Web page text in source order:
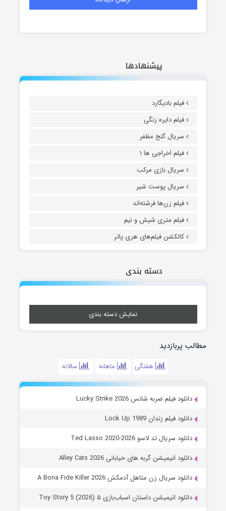
پیشنهادها
فیلم بادیگارد
فیلم دایره زنگی
سریال گنج مظفر
فیلم اخراجی ها ۱
سریال بازی مرکب
سریال پوست شیر
فیلم زن‌ها فرشته‌اند
فیلم متری شیش و نیم
کالکشن فیلم‌های هری پاتر
دسته بندی
نمایش دسته بندی
مطالب پربازدید
هفتگی ماهانه سالانه
دانلود فیلم ضربه شانس Lucky Strike 2026
دانلود فیلم زندان Lock Up 1989
دانلود سریال تد لاسو Ted Lasso 2020-2026
دانلود انیمیشن گربه های خیابانی Alley Cats 2026
دانلود سریال زن متاهل آدمکش A Bona Fide Killer 2026
دانلود انیمیشن داستان اسباب‌بازی ۵ Toy Story 5 (2026)